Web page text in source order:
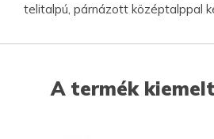
telitalpú, párnázott középtalppal
A termék